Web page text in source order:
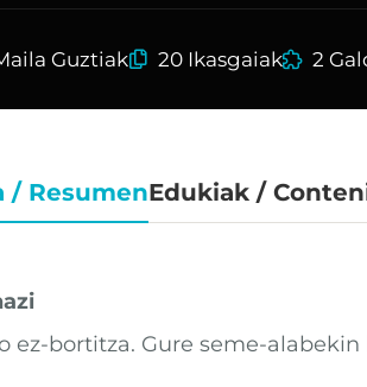
Guztiak 20 Ikasgaiak 2
/ ResumenEdukiak /
ez-bortitza. Gure seme-